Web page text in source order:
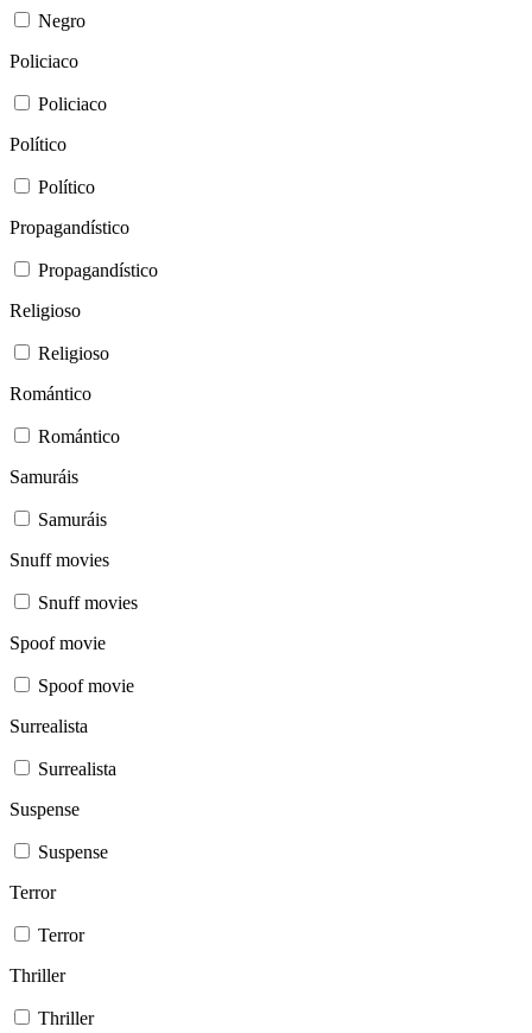
Negro
Policiaco
Policiaco
Político
Político
Propagandístico
Propagandístico
Religioso
Religioso
Romántico
Romántico
Samuráis
Samuráis
Snuff movies
Snuff movies
Spoof movie
Spoof movie
Surrealista
Surrealista
Suspense
Suspense
Terror
Terror
Thriller
Thriller